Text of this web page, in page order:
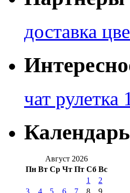
доставка
чат
Календарь
Август 2026
Пн Вт Ср Чт Пт Сб Вс
1
2
3
4 5 6 7 8 9